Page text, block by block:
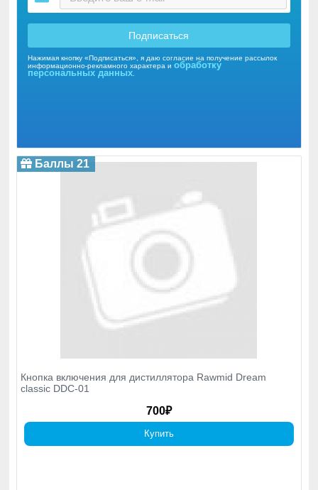
Подписаться
Нажимая кнопку «Подписаться», я даю согласие на получение рассылок
информационно-рекламного характера иобработку
персональных данных
Кнопка включения для дистиллятора Rawmid Dream
classic DDC-01
700₽
Баллы 21
Купить